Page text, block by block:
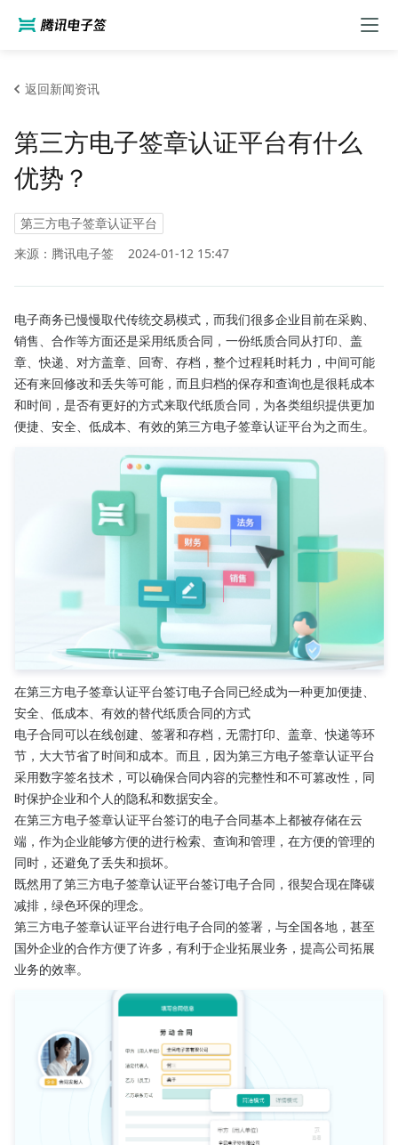
返回新闻资讯
第三方电子签章认证平台有什么
优势？
第三方电子签章认证平台
来源：腾讯电子签
2024-01-12 15:47
电子商务已慢慢取代传统交易模式，而我们很多企业目前在采购、
销售、合作等方面还是采用纸质合同，一份纸质合同从打印、盖
章、快递、对方盖章、回寄、存档，整个过程耗时耗力，中间可能
还有来回修改和丢失等可能，而且归档的保存和查询也是很耗成本
和时间，是否有更好的方式来取代纸质合同，为各类组织提供更加
便捷、安全、低成本、有效的第三方电子签章认证平台为之而生。
在第三方电子签章认证平台签订电子合同已经成为一种更加便捷、
安全、低成本、有效的替代纸质合同的方式
电子合同可以在线创建、签署和存档，无需打印、盖章、快递等环
节，大大节省了时间和成本。而且，因为第三方电子签章认证平台
采用数字签名技术，可以确保合同内容的完整性和不可篡改性，同
时保护企业和个人的隐私和数据安全。
在第三方电子签章认证平台签订的电子合同基本上都被存储在云
端，作为企业能够方便的进行检索、查询和管理，在方便的管理的
同时，还避免了丢失和损坏。
既然用了第三方电子签章认证平台签订电子合同，很契合现在降碳
减排，绿色环保的理念。
第三方电子签章认证平台进行电子合同的签署，与全国各地，甚至
国外企业的合作方便了许多，有利于企业拓展业务，提高公司拓展
业务的效率。